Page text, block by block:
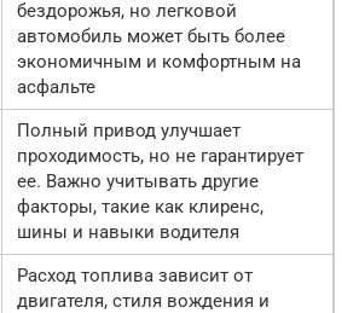
бездорожья, но легковой
автомобиль может быть более
экономичным и комфортным на
асфальте
Полный привод улучшает
проходимость, но не гарантирует
ее. Важно учитывать другие
факторы, такие как клиренс,
шины и навыки водителя
Расход топлива зависит от
двигателя, стиля вождения и